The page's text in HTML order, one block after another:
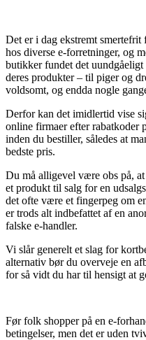
Det er i dag ekstremt
hos diverse e-forretninger, og
butikker fundet det
deres produkter – til piger og
voldsomt, og endda nogle
Derfor kan det imidlertid vise
online firmaer efter rabatkoder
inden du bestiller, således at
bedste pris.
Du må alligevel være obs på,
et produkt til salg for en
det ofte være et fingerpeg om
er trods alt indbefattet af en
falske e-handler.
Vi slår generelt et slag for
alternativ bør du overveje en
for så vidt du har til hensigt at
Før folk shopper på en e-
betingelser, men det er uden